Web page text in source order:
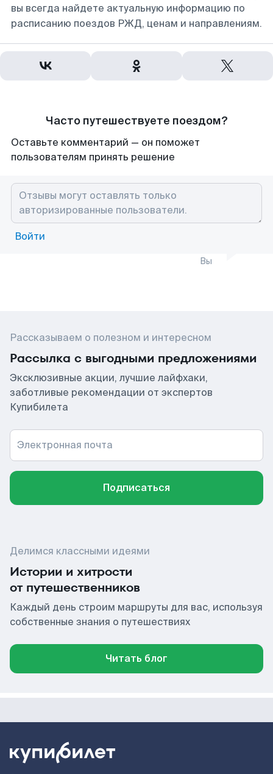
вы всегда найдете актуальную информацию по
расписанию поездов РЖД, ценам и направлениям.
Часто путешествуете поездом?
Оставьте комментарий — он поможет
пользователям принять решение
Войти
Вы
Рассказываем о полезном и интересном
Рассылка с выгодными предложениями
Эксклюзивные акции, лучшие лайфхаки,
заботливые рекомендации от экспертов
Купибилета
Электронная почта
Подписаться
Делимся классными идеями
Истории и хитрости
от путешественников
Каждый день строим маршруты для вас, используя
собственные знания о путешествиях
Читать блог